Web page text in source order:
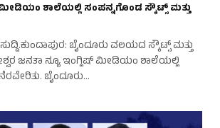
ಶಾಲೆಯಲ್ಲಿ ಸಂಪನ್ನಗೊಂಡ ಸ್ಕೌಟ್ಸ್ ಮತ್ತು
ಬೈಂದೂರು ವಲಯದ ಸ್ಕೌಟ್ಸ್ ಮತ್ತು
ಜನತಾ ನ್ಯೂ ಇಂಗ್ಲಿಷ್ ಮೀಡಿಯಂ ಶಾಲೆಯಲ್ಲಿ
ಬೈಂದೂರು…